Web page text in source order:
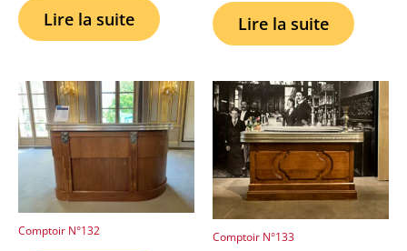
Lire la suite Lire la suite
Comptoir N°132 Comptoir N°133